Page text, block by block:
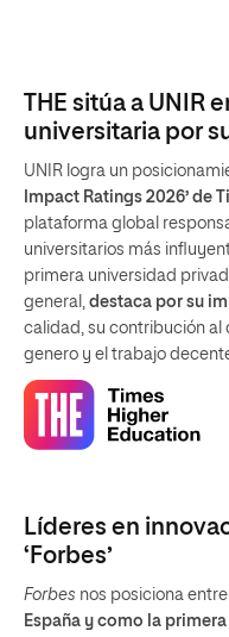
THE sitúa a UNIR
universitaria por
UNIR logra un
Impact Ratings 2026’ de
plataforma global
universitarios más
primera universidad
general, destaca por su
calidad, su contribución al
genero y el trabajo
Líderes en
‘Forbes’
Forbes nos posiciona
España y como la primera